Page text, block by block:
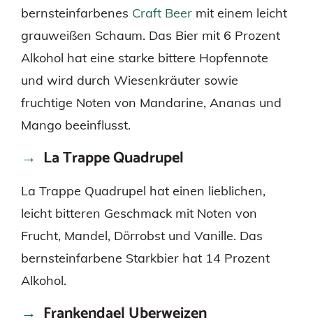
bernsteinfarbenes Craft Beer mit einem leicht
grauweißen Schaum. Das Bier mit 6 Prozent
Alkohol hat eine starke bittere Hopfennote
und wird durch Wiesenkräuter sowie
fruchtige Noten von Mandarine, Ananas und
Mango beeinflusst.
La Trappe Quadrupel
La Trappe Quadrupel hat einen lieblichen,
leicht bitteren Geschmack mit Noten von
Frucht, Mandel, Dörrobst und Vanille. Das
bernsteinfarbene Starkbier hat 14 Prozent
Alkohol.
Frankendael Uberweizen